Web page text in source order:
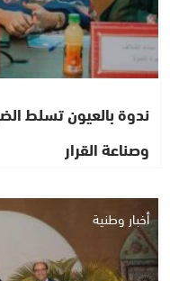
ندوة بالعيون تسلط
وصناعة القرار
أخبار وطنية